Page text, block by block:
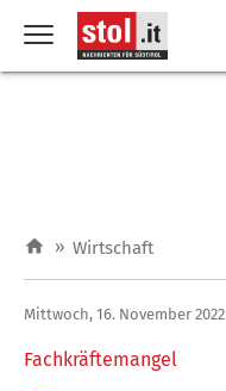
» Wirtschaft
Fachkräftemangel
Mittwoch, 16. November 2022